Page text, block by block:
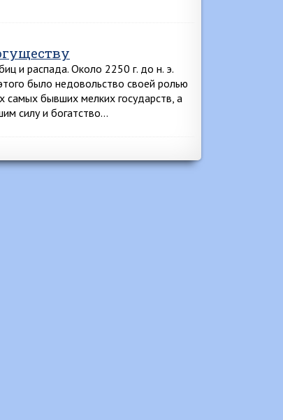
и распада. Около 2250 г. до н. э.
было недовольство своей ролью
самых бывших мелких государств, а
силу и богатство…